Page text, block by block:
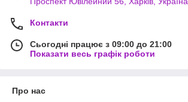
Контакти
Сьогодні працює з 09:00 до 21:00
Показати весь графік роботи
Про нас